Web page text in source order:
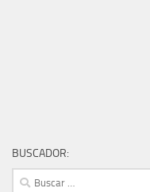
BUSCADOR:
Buscar: